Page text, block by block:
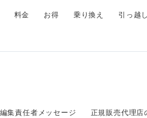
料金 お得 乗り換え 引っ越し
編集責任者メッセージ 正規販売代理店